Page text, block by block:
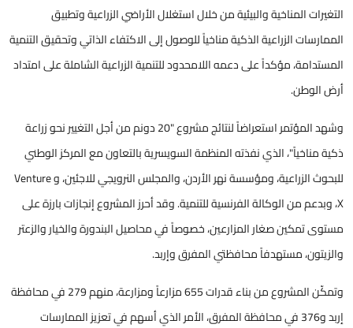
التغيرات المناخية والبيئية من خلال استغلال الأراضي الزراعية وتطبيق
الممارسات الزراعية الذكية مناخياً للوصول إلى الاكتفاء الذاتي وتحقيق التنمية
المستدامة، مؤكداً على دعمه اللامحدود للتنمية الزراعية الشاملة على امتداد
أرض الوطن.
وشهد المؤتمر استعراضاً لنتائج مشروع "20 دونم من أجل التغيير نحو زراعة
ذكية مناخياً"، الذي نفذته المنظمة السويسرية بالتعاون مع المركز الوطني
للبحوث الزراعية، ومؤسسة نهر الأردن، والمجلس النرويجي للاجئين، و Venture
X، وبدعم من الوكالة الفرنسية للتنمية. وقد أحرز المشروع إنجازات بارزة على
مستوى تمكين صغار المزارعين، خصوصاً في محاصيل البندورة والخيار والزعتر
والزيتون، مستهدفاً محافظتي المفرق وإربد.
وتمكّن المشروع من بناء قدرات 655 مزارعاً ومزارعة، منهم 279 في محافظة
إربد و376 في محافظة المفرق، الأمر الذي أسهم في تعزيز الممارسات